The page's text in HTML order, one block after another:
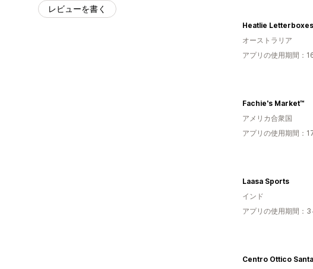
レビューを書く
Heatlie Letterboxes
オーストラリア
アプリの使用期間：
Fachie's Market™
アメリカ合衆国
アプリの使用期間：
Laasa Sports
インド
アプリの使用期間：3